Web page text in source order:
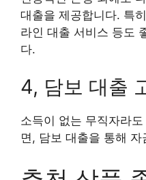
대출을 제공합니다. 특
라인 대출 서비스 등도
다.
4, 담보 대출
소득이 없는 무직자라
면, 담보 대출을 통해